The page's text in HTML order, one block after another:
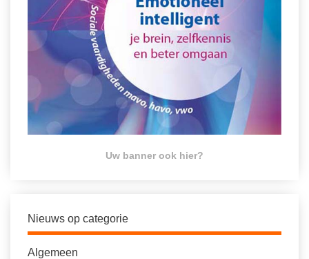
Uw banner ook hier?
Nieuws op categorie
Algemeen